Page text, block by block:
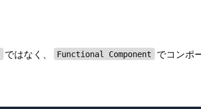
ではなく、 Functional Component でコンポ